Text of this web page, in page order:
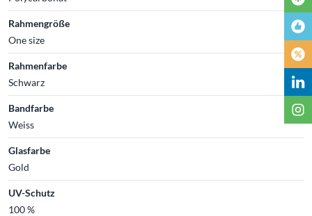
Rahmengröße
One size
Rahmenfarbe
Schwarz
Bandfarbe
Weiss
Glasfarbe
Gold
UV-Schutz
100 %